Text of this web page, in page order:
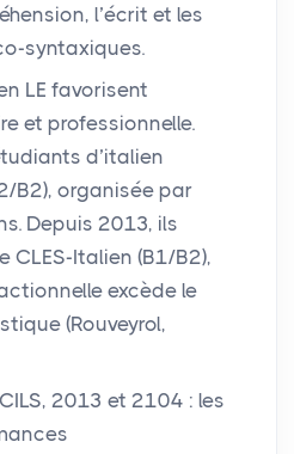
l’écrit et les
syntaxiques.
LE favorisent
et professionnelle.
d’italien
B2), organisée par
Depuis 2013, ils
CLES-Italien (B1/B2),
excède le
(Rouveyrol,
CILS, 2013 et 2104 : les